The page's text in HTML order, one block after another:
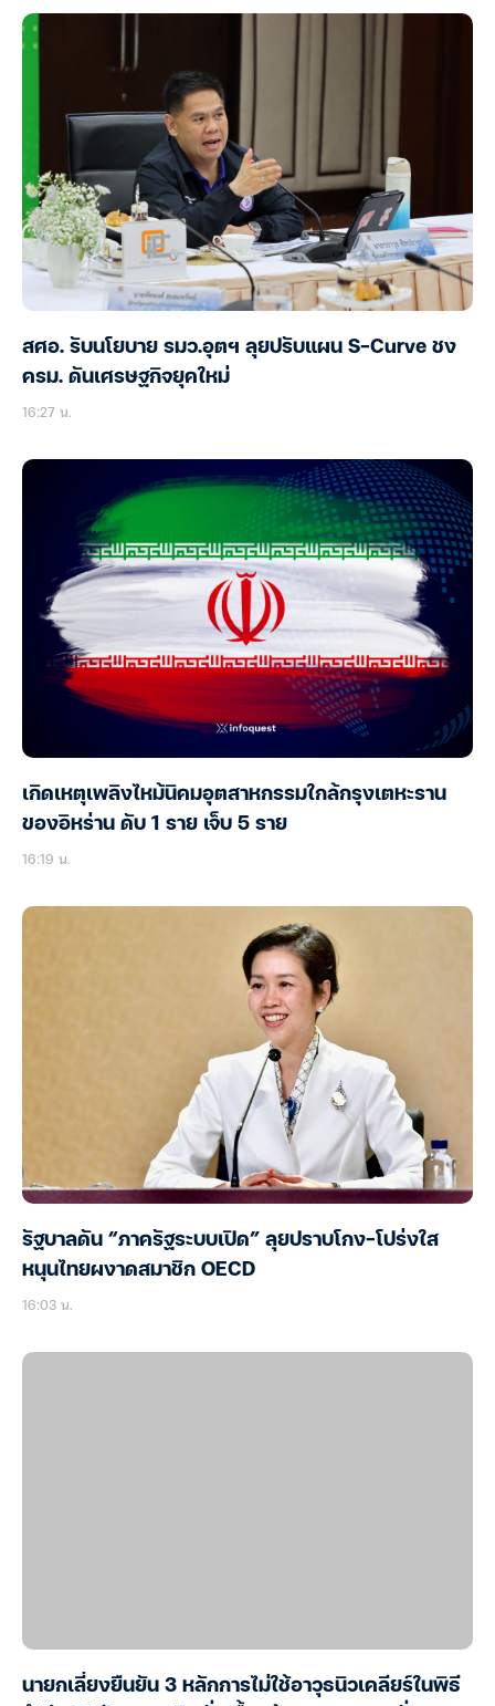
สศอ. รับนโยบาย รมว.อุตฯ ลุยปรับแผน S-Curve ชง
ครม. ดันเศรษฐกิจยุคใหม่
16:27 น.
เกิดเหตุเพลิงไหม้นิคมอุตสาหกรรมใกล้กรุงเตหะราน
ของอิหร่าน ดับ 1 ราย เจ็บ 5 ราย
16:19 น.
รัฐบาลดัน “ภาครัฐระบบเปิด” ลุยปราบโกง-โปร่งใส
หนุนไทยผงาดสมาชิก OECD
16:03 น.
นายกเลี่ยงยืนยัน 3 หลักการไม่ใช้อาวุธนิวเคลียร์ในพิธี